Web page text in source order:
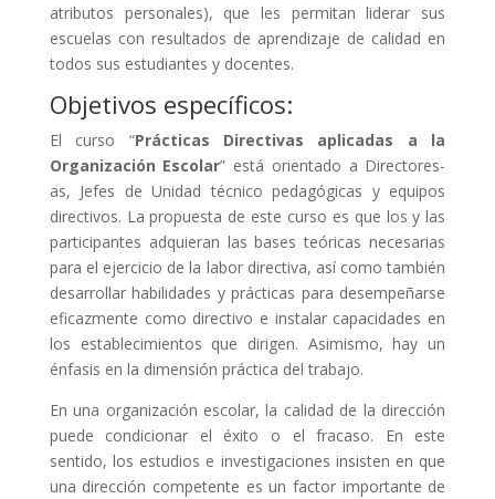
atributos personales), que les permitan liderar sus
escuelas con resultados de aprendizaje de calidad en
todos sus estudiantes y docentes.
Objetivos específicos:
El curso “Prácticas Directivas aplicadas a la
Organización Escolar” está orientado a Directores-
as, Jefes de Unidad técnico pedagógicas y equipos
directivos. La propuesta de este curso es que los y las
participantes adquieran las bases teóricas necesarias
para el ejercicio de la labor directiva, así como también
desarrollar habilidades y prácticas para desempeñarse
eficazmente como directivo e instalar capacidades en
los establecimientos que dirigen. Asimismo, hay un
énfasis en la dimensión práctica del trabajo.
En una organización escolar, la calidad de la dirección
puede condicionar el éxito o el fracaso. En este
sentido, los estudios e investigaciones insisten en que
una dirección competente es un factor importante de